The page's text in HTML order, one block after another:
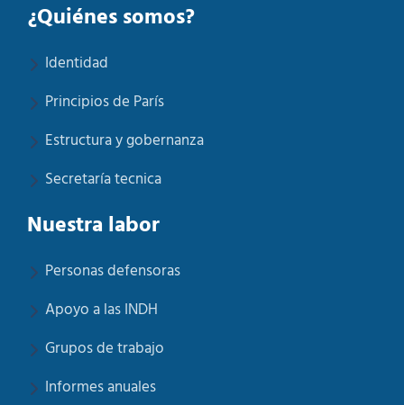
¿Quiénes somos?
Identidad
Principios de París
Estructura y gobernanza
Secretaría tecnica
Nuestra labor
Personas defensoras
Apoyo a las INDH
Grupos de trabajo
Informes anuales